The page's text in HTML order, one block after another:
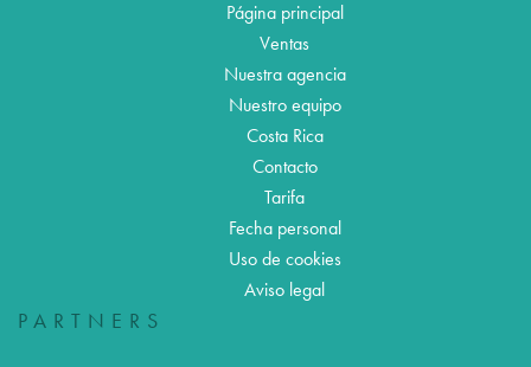
Página principal
Ventas
Nuestra agencia
Nuestro equipo
Costa Rica
Contacto
Tarifa
Fecha personal
Uso de cookies
Aviso legal
PARTNERS